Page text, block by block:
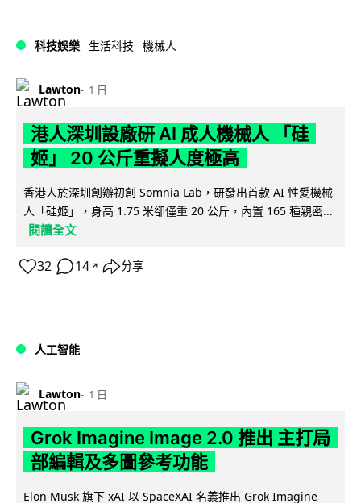
科技娛樂 生活科技 機械人
Lawton 1 日
港人深圳設廠研 AI 成人機械人 「硅
姬」 20 公斤重擬人度極高
香港人於深圳創辦初創 Somnia Lab，研發出首款 AI 性愛機械
人「硅姬」，身高 1.75 米卻僅重 20 公斤，內置 165 種親密...
閱讀全文
32 14 ↗ 分享
人工智能
Lawton 1 日
Grok Imagine Image 2.0 推出 主打局
部編輯及多圖參考功能
Elon Musk 旗下 xAI 以 SpaceXAI 名義推出 Grok Imagine